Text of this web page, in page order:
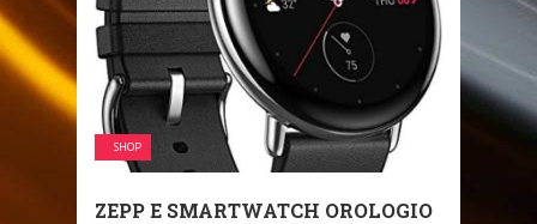
SHOP
ZEPP E SMARTWATCH OROLOGIO